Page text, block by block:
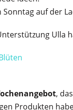
Sonntag auf der
Ulla
, das
Produkten